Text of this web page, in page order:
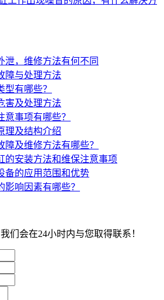
泄，维修方法有何不同
障与处理方法
有哪些？
害及处理方法
意事项有哪些？
理及结构介绍
障及维修方法有哪些？
的安装方法和维保注意事项
备的应用范围和优势
影响因素有哪些？
们会在24小时内与您取得联系！